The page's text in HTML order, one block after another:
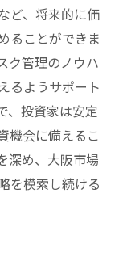
ど、将来的に価
ることができま
ク管理のノウハ
るようサポート
、投資家は安定
機会に備えるこ
深め、大阪市場
を模索し続ける